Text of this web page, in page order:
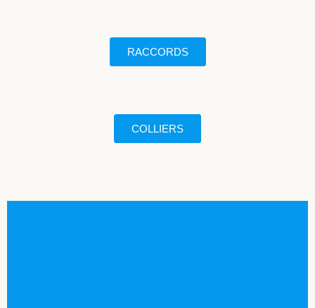
RACCORDS
COLLIERS